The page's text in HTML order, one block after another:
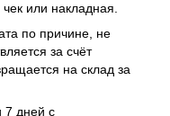
или накладная.
по причине, не
за счёт
на склад за
7 дней с